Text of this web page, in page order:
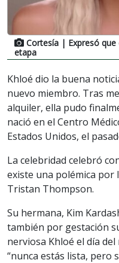
Cortesía | Expresó
etapa
Khloé dio la buena
nuevo miembro. Tras
alquiler, ella pudo
nació en el Centro
Estados Unidos, el
La celebridad celebró
existe una polémica por
Tristan Thompson.
Su hermana, Kim
también por gestación
nerviosa Khloé el día
“nunca estás lista, pero